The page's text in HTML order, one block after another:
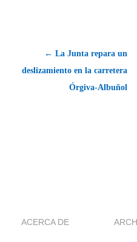
← La Junta repara un
deslizamiento en la carretera
Órgiva-Albuñol
ACERCA DE